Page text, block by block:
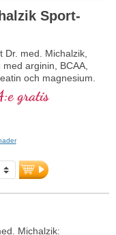
100 % rent, utan
inom
Creatine Pro
Sport-
Dr. med. Michalzik,
arginin, BCAA,
och magnesium.
gratis
Michalzik: